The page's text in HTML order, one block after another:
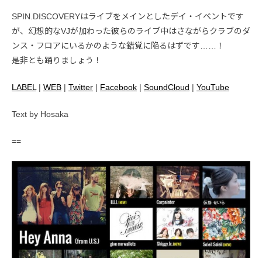
SPIN.DISCOVERYはライブをメインとしたデイ・イベントです
が、幻想的なVJが加わった彼らのライブ中はさながらクラブのダ
ンス・フロアにいるかのような錯覚に陥るはずです……！
是非とも踊りましょう！
LABEL| WEB | Twitter | Facebook | SoundCloud | YouTube
Text by Hosaka
==